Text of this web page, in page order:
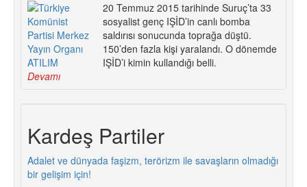
20 Temmuz 2015 tarihinde Suruç’ta 33
sosyalist genç IŞİD’in canlı bomba
saldırısı sonucunda toprağa düştü.
150’den fazla kişi yaralandı. O dönemde
IŞİD’i kimin kullandığı belli.
Devamı
Kardeş Partiler
Adalet ve dünyada faşizm, terörizm ile savaşların olmadığı
bir gelişim için!